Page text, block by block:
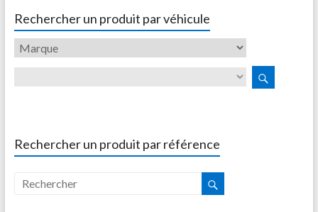
Rechercher un produit par véhicule
Rechercher un produit par référence